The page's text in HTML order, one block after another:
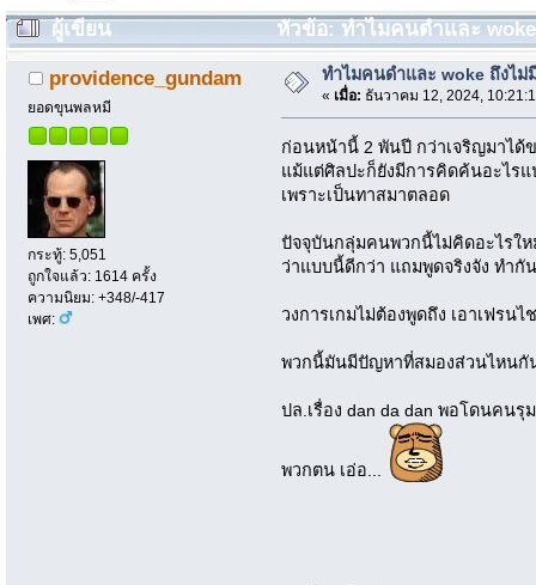
ผู้เขียน หัวข้อ: ทำไมคนดำและ
providence_gundam
ยอดขุนพลหมี
กระทู้: 5,051
ถูกใจแล้ว: 1614 ครั้ง
ความนิยม: +348/-417
เพศ:
ทำไมคนดำและ woke ถึงไม่
« เมื่อ: ธันวาคม 12, 2024,
ก่อนหน้านี้ 2 พันปี กว่าเจริญมาได้
แม้แต่ศิลปะก็ยังมีการคิดค้นอะไร
เพราะเป็นทาสมาตลอด
ปัจจุบันกลุ่มคนพวกนี้ไม่คิดอะไรใ
ว่าแบบนี้ดีกว่า แถมพูดจริงจัง ทำกั
วงการเกมไม่ต้องพูดถึง เอาเฟรน
พวกนี้มันมีปัญหาที่สมองส่วนไหนกั
ปล.เรื่อง dan da dan พอโดนคนรุ
พวกตน เอ่อ...